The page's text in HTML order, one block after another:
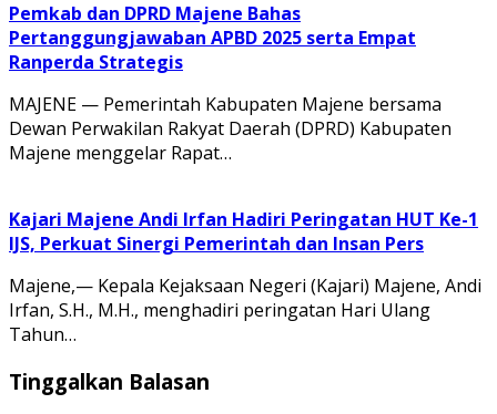
Pemkab dan DPRD Majene Bahas
Pertanggungjawaban APBD 2025 serta Empat
Ranperda Strategis
MAJENE — Pemerintah Kabupaten Majene bersama
Dewan Perwakilan Rakyat Daerah (DPRD) Kabupaten
Majene menggelar Rapat…
Kajari Majene Andi Irfan Hadiri Peringatan HUT Ke-1
IJS, Perkuat Sinergi Pemerintah dan Insan Pers
Majene,— Kepala Kejaksaan Negeri (Kajari) Majene, Andi
Irfan, S.H., M.H., menghadiri peringatan Hari Ulang
Tahun…
Tinggalkan Balasan